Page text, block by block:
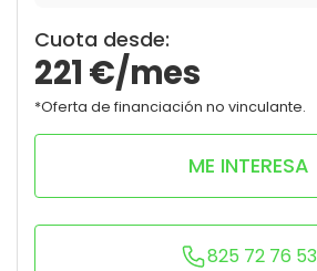
Cuota desde:
221 €/mes
*Oferta de financiación no vinculante.
ME INTERESA
825 72 76 53